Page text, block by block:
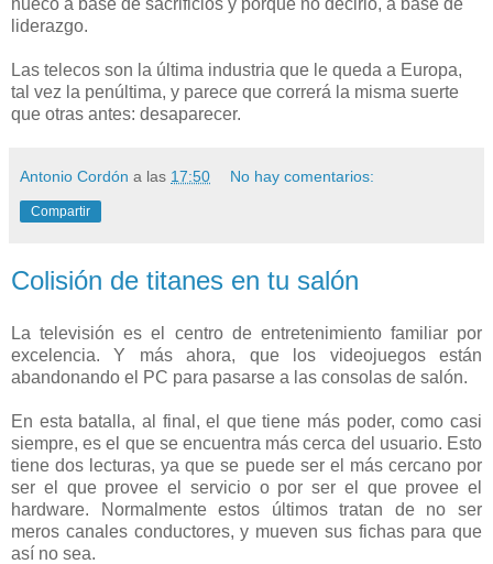
hueco a base de sacrificios y porque no decirlo, a base de
liderazgo.
Las telecos son la última industria que le queda a Europa,
tal vez la penúltima, y parece que correrá la misma suerte
que otras antes: desaparecer.
Antonio Cordón a las 17:50 No hay comentarios:
Compartir
Colisión de titanes en tu salón
La televisión es el centro de entretenimiento familiar por
excelencia. Y más ahora, que los videojuegos están
abandonando el PC para pasarse a las consolas de salón.
En esta batalla, al final, el que tiene más poder, como casi
siempre, es el que se encuentra más cerca del usuario. Esto
tiene dos lecturas, ya que se puede ser el más cercano por
ser el que provee el servicio o por ser el que provee el
hardware. Normalmente estos últimos tratan de no ser
meros canales conductores, y mueven sus fichas para que
así no sea.